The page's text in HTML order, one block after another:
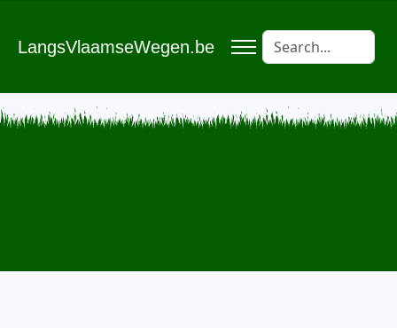
LangsVlaamseWegen.be